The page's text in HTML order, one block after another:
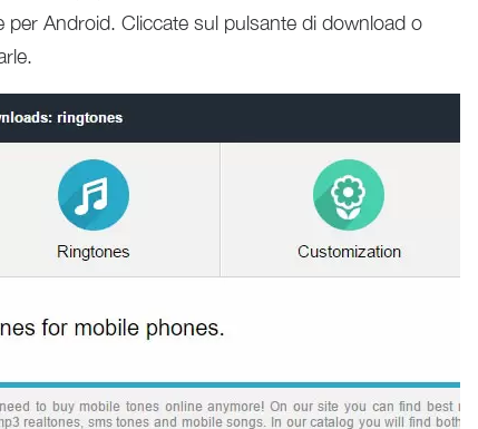
Android. Cliccate sul pulsante di download o